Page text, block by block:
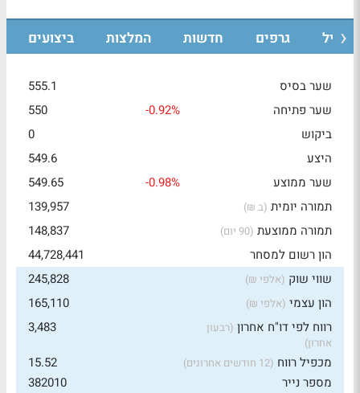
גרפים חדשות המלצות ביצועים
שער בסיס
555.1
שער פתיחה
-0.92%
550
ביקוש
0
היצע
549.6
שער ממוצע
-0.98%
549.65
תמורה יומית (ב ₪)
139,957
תמורה ממוצעת (90 יום)
148,837
הון רשום למסחר
44,728,441
שווי שוק (אלפי ₪)
245,828
הון עצמי (אלפי ₪)
165,110
רווח לפי דו"ח אחרון (רבעון
אחרון)
3,483
מכפיל רווח (12 חודשים אחרונים)
15.52
מספר נייר
382010